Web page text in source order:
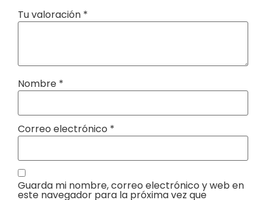
Tu valoración *
Nombre *
Correo electrónico *
Guarda mi nombre, correo electrónico y web en
este navegador para la próxima vez que